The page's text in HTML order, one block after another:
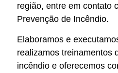
região, entre em contato
Prevenção de Incêndio.
Elaboramos e
realizamos treinamentos
incêndio e oferecemos